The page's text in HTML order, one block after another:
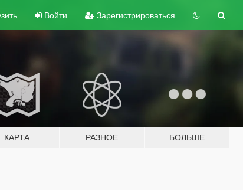
Войти Зарегистрироваться
КАРТА РАЗНОЕ БОЛЬШЕ